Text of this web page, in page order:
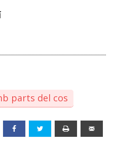
parts del cos
Facebook Twitter